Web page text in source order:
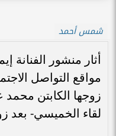
شمس أحمد
أثار منشور الفنانة
مواقع التواصل
زوجها الكابتن محمد
لقاء الخميسي- بعد زواج